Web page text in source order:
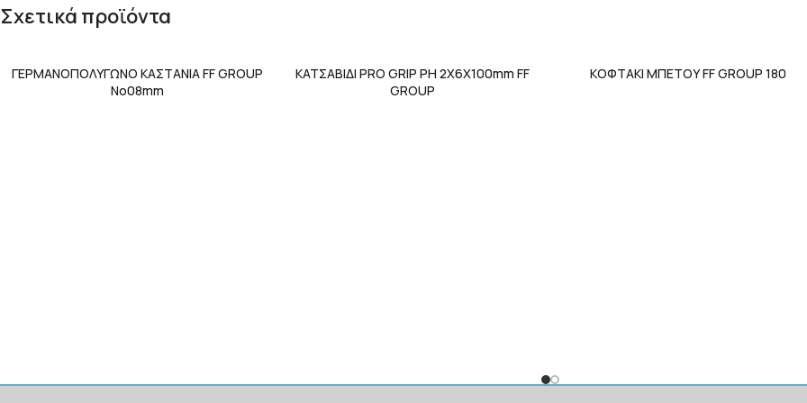
Σχετικά προϊόντα
ΓΕΡΜΑΝΟΠΟΛΥΓΩΝΟ ΚΑΣΤΑΝΙΑ FF GROUP
Νο08mm
ΚΑΤΣΑΒΙΔΙ PRO GRIP PH 2X6X100mm FF
GROUP
ΚΟΦΤΑΚΙ ΜΠΕΤΟΥ FF GROUP 180